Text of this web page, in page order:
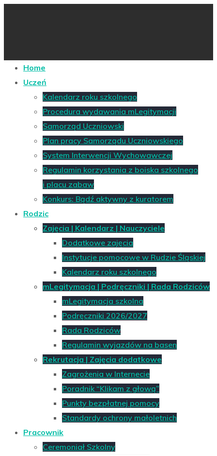
Home
Uczeń
Kalendarz roku szkolnego
Procedura wydawania mLegitymacji
Samorząd Uczniowski
Plan pracy Samorządu Uczniowskiego
System Interwencji Wychowawczej
Regulamin korzystania z boiska szkolnego
i placu zabaw
Konkurs: Bądź aktywny z kuratorem
Rodzic
Zajęcia | Kalendarz | Nauczyciele
Dodatkowe zajęcia
Instytucje pomocowe w Rudzie Śląskiej
Kalendarz roku szkolnego
mLegitymacja | Podręczniki | Rada Rodziców
mLegitymacja szkolna
Podręczniki 2026/2027
Rada Rodziców
Regulamin wyjazdów na basen
Rekrutacja | Zajęcia dodatkowe
Zagrożenia w Internecie
Poradnik “Klikam z głową”
Punkty bezpłatnej pomocy
Standardy ochrony małoletnich
Pracownik
Ceremoniał Szkolny